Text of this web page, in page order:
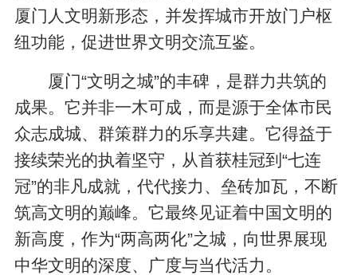
厦门人文明新形态，并发挥城市开放门户枢
纽功能，促进世界文明交流互鉴。
厦门“文明之城”的丰碑，是群力共筑的
成果。它并非一木可成，而是源于全体市民
众志成城、群策群力的乐享共建。它得益于
接续荣光的执着坚守，从首获桂冠到“七连
冠”的非凡成就，代代接力、垒砖加瓦，不断
筑高文明的巅峰。它最终见证着中国文明的
新高度，作为“两高两化”之城，向世界展现
中华文明的深度、广度与当代活力。